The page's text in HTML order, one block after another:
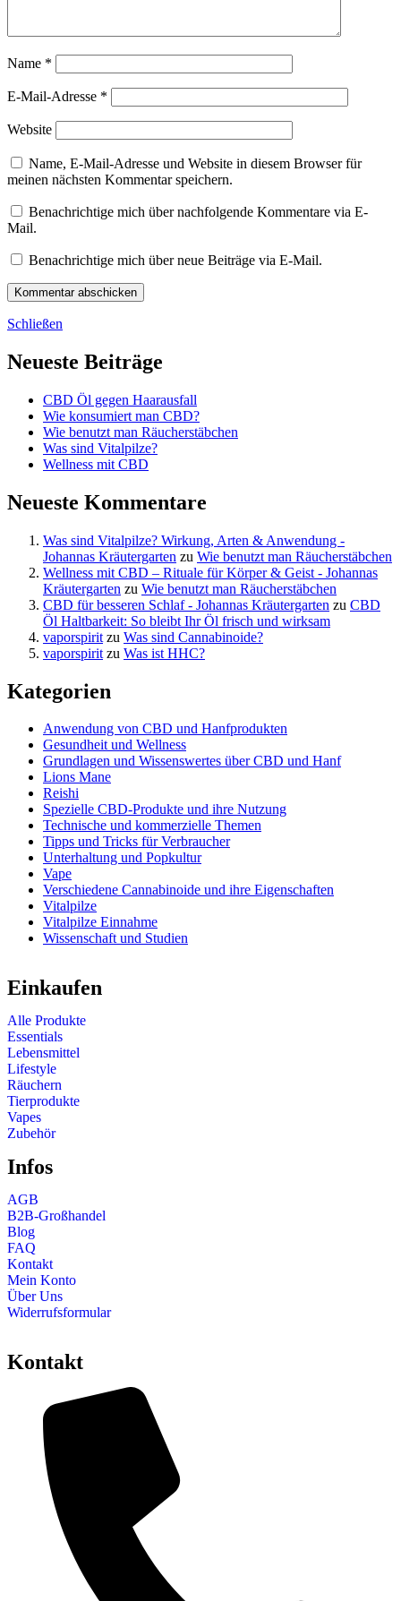
Name *
E-Mail-Adresse *
Website
Name, E-Mail-Adresse und Website in diesem Browser für
meinen nächsten Kommentar speichern.
Benachrichtige mich über nachfolgende Kommentare via E-
Mail.
Benachrichtige mich über neue Beiträge via E-Mail.
Schließen
Neueste Beiträge
CBD Öl gegen Haarausfall
Wie konsumiert man CBD?
Wie benutzt man Räucherstäbchen
Was sind Vitalpilze?
Wellness mit CBD
Neueste Kommentare
Was sind Vitalpilze? Wirkung, Arten & Anwendung -
Johannas Kräutergarten zu Wie benutzt man Räucherstäbchen
Wellness mit CBD – Rituale für Körper & Geist - Johannas
Kräutergarten zu Wie benutzt man Räucherstäbchen
CBD für besseren Schlaf - Johannas Kräutergarten zu CBD
Öl Haltbarkeit: So bleibt Ihr Öl frisch und wirksam
vaporspirit zu Was sind Cannabinoide?
vaporspirit zu Was ist HHC?
Kategorien
Anwendung von CBD und Hanfprodukten
Gesundheit und Wellness
Grundlagen und Wissenswertes über CBD und Hanf
Lions Mane
Reishi
Spezielle CBD-Produkte und ihre Nutzung
Technische und kommerzielle Themen
Tipps und Tricks für Verbraucher
Unterhaltung und Popkultur
Vape
Verschiedene Cannabinoide und ihre Eigenschaften
Vitalpilze
Vitalpilze Einnahme
Wissenschaft und Studien
Einkaufen
Alle Produkte
Essentials
Lebensmittel
Lifestyle
Räuchern
Tierprodukte
Vapes
Zubehör
Infos
AGB
B2B-Großhandel
Blog
FAQ
Kontakt
Mein Konto
Über Uns
Widerrufsformular
Kontakt